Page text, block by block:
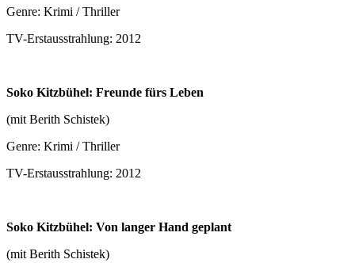
Genre: Krimi / Thriller
TV-Erstausstrahlung: 2012
Soko Kitzbühel: Freunde fürs Leben
(mit Berith Schistek)
Genre: Krimi / Thriller
TV-Erstausstrahlung: 2012
Soko Kitzbühel: Von langer Hand geplant
(mit Berith Schistek)